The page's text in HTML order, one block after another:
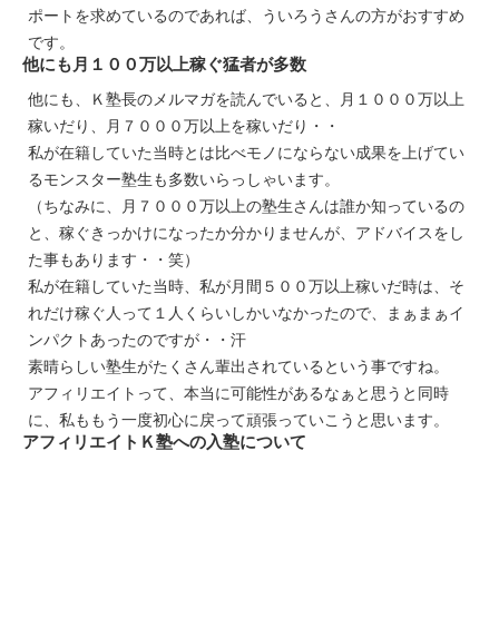
ポートを求めているのであれば、ういろうさんの方がおすすめ
です。
他にも月１００万以上稼ぐ猛者が多数
他にも、Ｋ塾長のメルマガを読んでいると、月１０００万以上
稼いだり、月７０００万以上を稼いだり・・
私が在籍していた当時とは比べモノにならない成果を上げてい
るモンスター塾生も多数いらっしゃいます。
（ちなみに、月７０００万以上の塾生さんは誰か知っているの
と、稼ぐきっかけになったか分かりませんが、アドバイスをし
た事もあります・・笑）
私が在籍していた当時、私が月間５００万以上稼いだ時は、そ
れだけ稼ぐ人って１人くらいしかいなかったので、まぁまぁイ
ンパクトあったのですが・・汗
素晴らしい塾生がたくさん輩出されているという事ですね。
アフィリエイトって、本当に可能性があるなぁと思うと同時
に、私ももう一度初心に戻って頑張っていこうと思います。
アフィリエイトＫ塾への入塾について